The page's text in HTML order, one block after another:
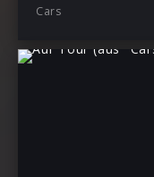
Cars